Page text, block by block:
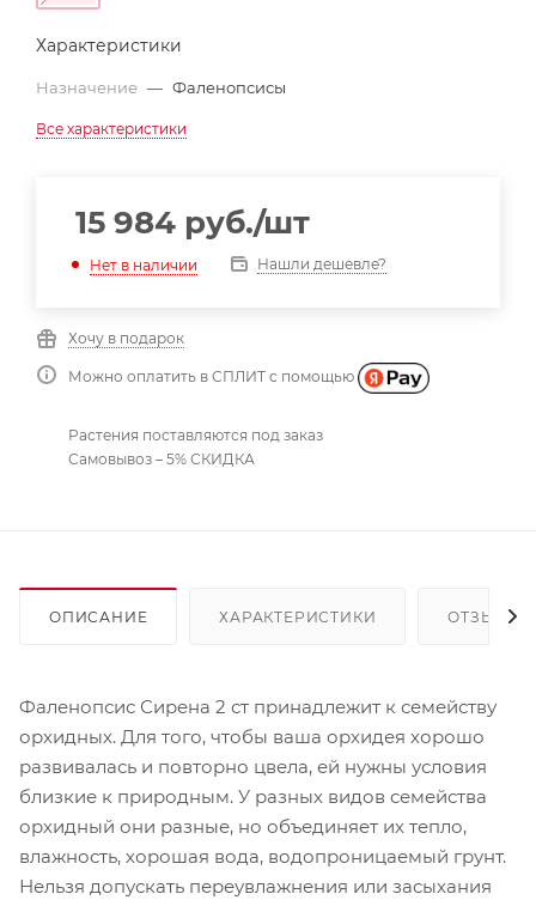
Характеристики
Назначение — Фаленопсисы
Все характеристики
15 984 руб./шт
Нет в наличии Нашли дешевле?
Хочу в подарок
Можно оплатить в СПЛИТ с помощью
Растения поставляются под заказ
Самовывоз – 5% СКИДКА
ОПИСАНИЕ ХАРАКТЕРИСТИКИ ОТЗЫВЫ
Фаленопсис Сирена 2 ст принадлежит к семейству
орхидных. Для того, чтобы ваша орхидея хорошо
развивалась и повторно цвела, ей нужны условия
близкие к природным. У разных видов семейства
орхидный они разные, но объединяет их тепло,
влажность, хорошая вода, водопроницаемый грунт.
Нельзя допускать переувлажнения или засыхания